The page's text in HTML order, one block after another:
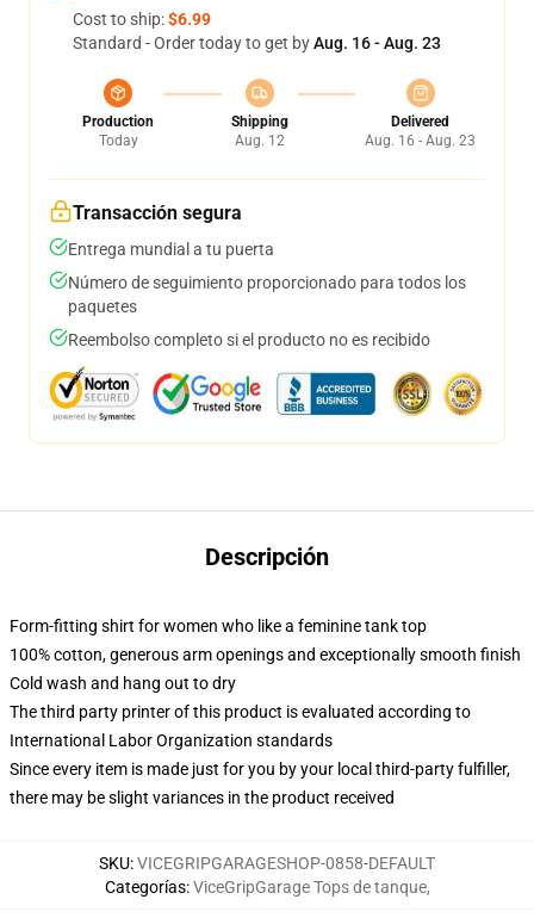
Cost to ship:$6.99
Standard - Order today to get byAug. 16 - Aug. 23
Production
Today
Shipping
Aug. 12
Delivered
Aug. 16 - Aug. 23
Transacción segura
Entrega mundial a tu puerta
Número de seguimiento proporcionado para todos los
paquetes
Reembolso completo si el producto no es recibido
Descripción
Form-fitting shirt for women who like a feminine tank top
100% cotton, generous arm openings and exceptionally smooth finish
Cold wash and hang out to dry
The third party printer of this product is evaluated according to
International Labor Organization standards
Since every item is made just for you by your local third-party fulfiller,
there may be slight variances in the product received
SKU:VICEGRIPGARAGESHOP-0858-DEFAULT
Categorías:ViceGripGarage Tops de tanque,